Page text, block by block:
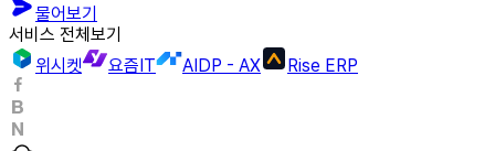
물어보기
서비스 전체보기
위시켓
요즘IT AIDP - AX Rise ERP